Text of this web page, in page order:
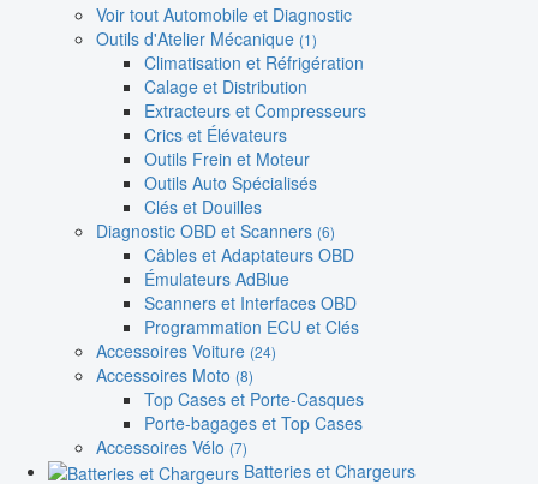
Voir tout Automobile et Diagnostic
Outils d'Atelier Mécanique (1)
Climatisation et Réfrigération
Calage et Distribution
Extracteurs et Compresseurs
Crics et Élévateurs
Outils Frein et Moteur
Outils Auto Spécialisés
Clés et Douilles
Diagnostic OBD et Scanners (6)
Câbles et Adaptateurs OBD
Émulateurs AdBlue
Scanners et Interfaces OBD
Programmation ECU et Clés
Accessoires Voiture (24)
Accessoires Moto (8)
Top Cases et Porte-Casques
Porte-bagages et Top Cases
Accessoires Vélo (7)
Batteries et Chargeurs